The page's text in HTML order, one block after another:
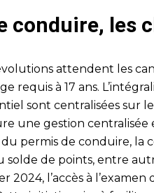
conduire, les
attendent les
requis à 17 ans.
sont centralisées sur
une gestion
permis de conduire, la
solde de points, entre
2024, l’accès à